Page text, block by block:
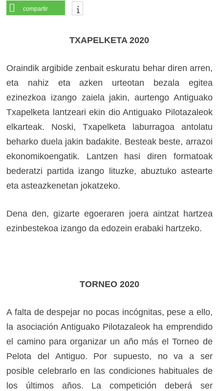
compartir
TXAPELKETA 2020
Oraindik argibide zenbait eskuratu behar diren arren,
eta nahiz eta azken urteotan bezala egitea
ezinezkoa izango zaiela jakin, aurtengo Antiguako
Txapelketa lantzeari ekin dio Antiguako Pilotazaleok
elkarteak. Noski, Txapelketa laburragoa antolatu
beharko duela jakin badakite. Besteak beste, arrazoi
ekonomikoengatik. Lantzen hasi diren formatoak
bederatzi partida izango lituzke, abuztuko astearte
eta asteazkenetan jokatzeko.
Dena den, gizarte egoeraren joera aintzat hartzea
ezinbestekoa izango da edozein erabaki hartzeko.
TORNEO 2020
A falta de despejar no pocas incógnitas, pese a ello,
la asociación Antiguako Pilotazaleok ha emprendido
el camino para organizar un año más el Torneo de
Pelota del Antiguo. Por supuesto, no va a ser
posible celebrarlo en las condiciones habituales de
los últimos años. La competición deberá ser